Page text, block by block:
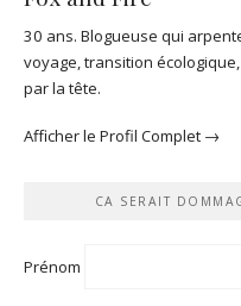
30 ans. Blogueuse qui
voyage, transition
par la tête.
Afficher le Profil Complet →
CA SERAIT
Prénom